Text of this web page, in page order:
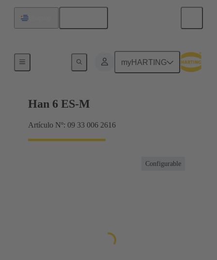
myHARTING
Corrientes hasta 16 A
Han 6 ES-M
Artículo Nº: 09 33 006 2616
Configurable